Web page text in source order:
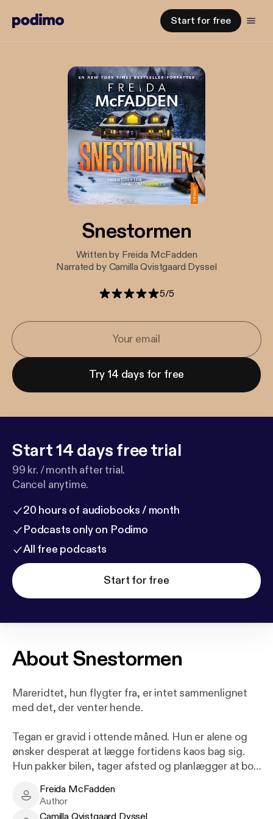
Start for free
Snestormen
Written by Freida McFadden
Narrated by Camilla Qvistgaard Dyssel
5/5
Try 14 days for free
Start 14 days free trial
99 kr. / month after trial.
Cancel anytime.
20 hours of audiobooks / month
Podcasts only on Podimo
All free podcasts
Start for free
AboutSnestormen
Mareridtet, hun flygter fra, er intet sammenlignet
med det, der venter hende.
Tegan er gravid i ottende måned. Hun er alene og
ønsker desperat at lægge fortidens kaos bag sig.
Hun pakker bilen, tager afsted og planlægger at bo
Men hun har ingen anelse om, at hun er på vej
direkte ind i en voldsom snestorm.
Freida McFadden - Author
Freida McFadden
Author
Camilla Qvistgaard Dyssel